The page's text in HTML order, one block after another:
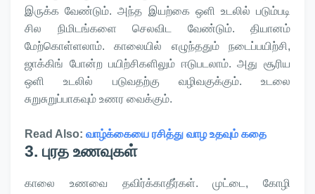
இருக்க வேண்டும். அந்த இயற்கை ஒளி உடலில் படும்படி
சில நிமிடங்களை செலவிட வேண்டும். தியானம்
மேற்கொள்ளலாம். காலையில் எழுந்ததும் நடைப்பயிற்சி,
ஜாக்கிங் போன்ற பயிற்சிகளிலும் ஈடுபடலாம். அது சூரிய
ஒளி உடலில் படுவதற்கு வழிவகுக்கும். உடலை
சுறுசுறுப்பாகவும் உணர வைக்கும்.
Read Also: வாழ்க்கையை ரசித்து வாழ உதவும் கதை
3. புரத உணவுகள்
காலை உணவை தவிர்க்காதீர்கள். முட்டை, கோழி